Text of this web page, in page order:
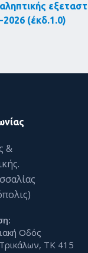
(έκδ.1.0)
&
Οδός
ΤΚ 415